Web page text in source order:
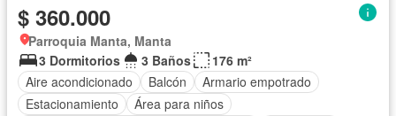
$ 360.000
Parroquia Manta, Manta
3 Dormitorios
3 Baños
176 m²
Aire acondicionado
Balcón
Armario empotrado
Estacionamiento
Área para niños